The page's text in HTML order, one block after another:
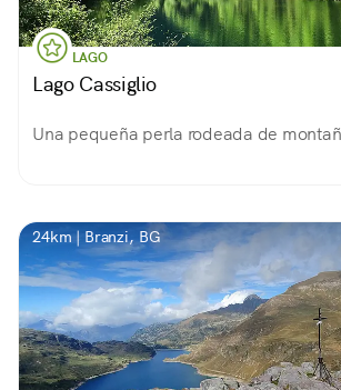
LAGO
Lago Cassiglio
Una pequeña perla rodeada de
24km | Branzi, BG